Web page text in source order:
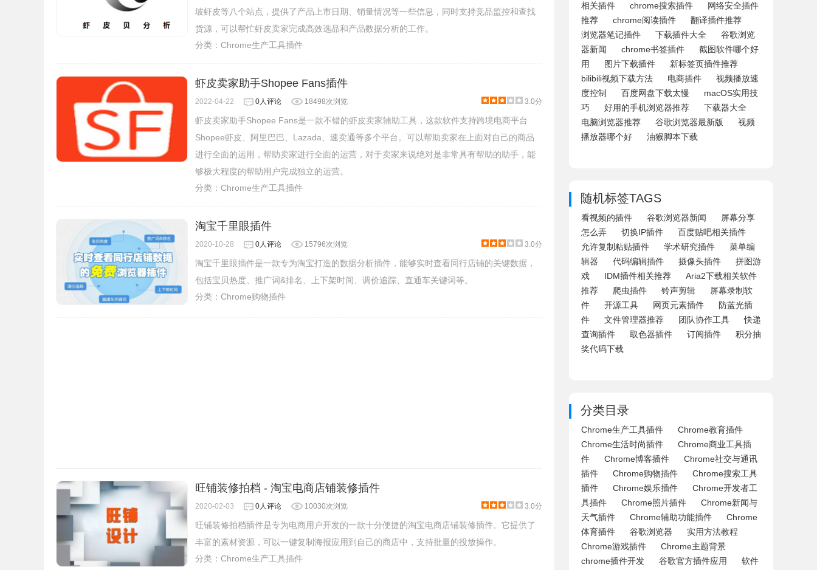
坡虾皮等八个站点，提供了产品上市日期、销量情况等一些信息，同时支持竞品监控和查找
货源，可以帮忙虾皮卖家完成高效选品和产品数据分析的工作。
分类： Chrome生产工具插件
虾皮卖家助手Shopee Fans插件
2022-04-22 0人评论 18498次浏览 3.0分
虾皮卖家助手Shopee Fans是一款不错的虾皮卖家辅助工具，这款软件支持跨境电商平台
Shopee虾皮、阿里巴巴、Lazada、速卖通等多个平台。可以帮助卖家在上面对自己的商品
进行全面的运用，帮助卖家进行全面的运营，对于卖家来说绝对是非常具有帮助的助手，能
够极大程度的帮助用户完成独立的运营。
分类： Chrome生产工具插件
淘宝千里眼插件
2020-10-28 0人评论 15796次浏览 3.0分
淘宝千里眼插件是一款专为淘宝打造的数据分析插件，能够实时查看同行店铺的关键数据，
包括宝贝热度、推广词&排名、上下架时间、调价追踪、直通车关键词等。
分类： Chrome购物插件
旺铺装修拍档 - 淘宝电商店铺装修插件
2020-02-03 0人评论 10030次浏览 3.0分
旺铺装修拍档插件是专为电商用户开发的一款十分便捷的淘宝电商店铺装修插件。它提供了
丰富的素材资源，可以一键复制海报应用到自己的商店中，支持批量的投放操作。
分类： Chrome生产工具插件
相关插件
chrome搜索插件
网络安全插件
推荐
chrome阅读插件
翻译插件推荐
浏览器笔记插件
下载插件大全
谷歌浏览
器新闻
chrome书签插件
截图软件哪个好
用
图片下载插件
新标签页插件推荐
bilibili视频下载方法
电商插件
视频播放速
度控制
百度网盘下载太慢
macOS实用技
巧
好用的手机浏览器推荐
下载器大全
电脑浏览器推荐
谷歌浏览器最新版
视频
播放器哪个好
油猴脚本下载
随机标签TAGS
看视频的插件 谷歌浏览器新闻
屏幕分享
怎么弄
切换IP插件
百度贴吧相关插件
允许复制粘贴插件
学术研究插件
菜单编
辑器
代码编辑插件 摄像头插件
拼图游
戏
IDM插件相关推荐
Aria2下载相关软件
推荐
爬虫插件 铃声剪辑
屏幕录制软
件
开源工具 网页元素插件
防蓝光插
件
文件管理器推荐 团队协作工具
快递
查询插件
取色器插件 订阅插件
积分抽
奖代码下载
分类目录
Chrome生产工具插件
Chrome教育插件
Chrome生活时尚插件
Chrome商业工具插
件
Chrome博客插件
Chrome社交与通讯
插件
Chrome购物插件
Chrome搜索工具
插件
Chrome娱乐插件
Chrome开发者工
具插件
Chrome照片插件
Chrome新闻与
天气插件
Chrome辅助功能插件
Chrome
体育插件
谷歌浏览器
实用方法教程
Chrome游戏插件
Chrome主题背景
chrome插件开发
谷歌官方插件应用
软件